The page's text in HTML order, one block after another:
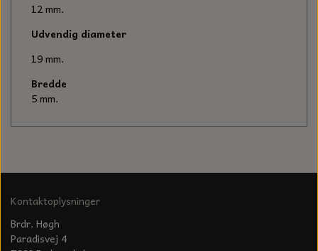
12 mm.
Udvendig diameter
19 mm.
Bredde
5 mm.
Kontaktoplysninger
Brdr. Høgh
Paradisvej 4